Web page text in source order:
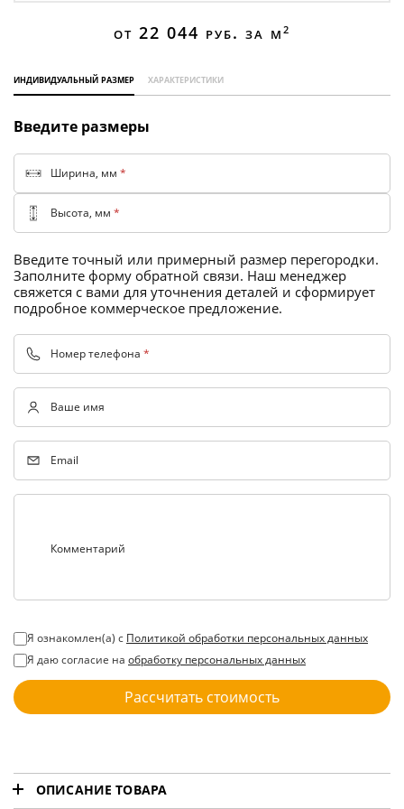
от 22 044 руб. за м 2
индивидуальный размер характеристики
Введите размеры
Ширина, мм *
Высота, мм *
Введите точный или примерный размер перегородки.
Заполните форму обратной связи. Наш менеджер
свяжется с вами для уточнения деталей и сформирует
подробное коммерческое предложение.
Номер телефона *
Ваше имя
Email
Комментарий
Я ознакомлен(а) с Политикой обработки персональных данных
Я даю согласие на обработку персональных данных
Рассчитать стоимость
ОПИСАНИЕ ТОВАРА